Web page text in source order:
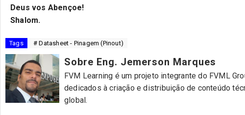
Deus vos Abençoe!
Shalom.
Tags # Datasheet - Pinagem (Pinout)
Sobre Eng. Jemerson Marques
FVM Learning é um projeto integrante do FVML
dedicados à criação e distribuição de conteúdo
global.